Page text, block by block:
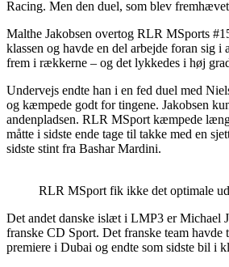
Racing. Men den duel, som blev
Malthe Jakobsen overtog RLR MSports
klassen og havde en del arbejde foran sig i
frem i rækkerne – og det lykkedes i høj
Undervejs endte han i en fed duel med
og kæmpede godt for tingene. Jakobsen
andenpladsen. RLR MSport kæmpede
måtte i sidste ende tage til takke med en
sidste stint fra Bashar Mardini.
RLR MSport fik ikke det optimale
Det andet danske islæt i LMP3 er Michael
franske CD Sport. Det franske team
premiere i Dubai og endte som sidste bil i